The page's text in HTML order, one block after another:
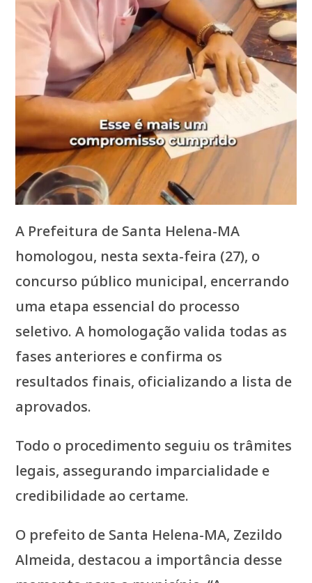
A Prefeitura de Santa Helena-MA
homologou, nesta sexta-feira (27), o
concurso público municipal, encerrando
uma etapa essencial do processo
seletivo. A homologação valida todas as
fases anteriores e confirma os
resultados finais, oficializando a lista de
aprovados.
Todo o procedimento seguiu os trâmites
legais, assegurando imparcialidade e
credibilidade ao certame.
O prefeito de Santa Helena-MA, Zezildo
Almeida, destacou a importância desse